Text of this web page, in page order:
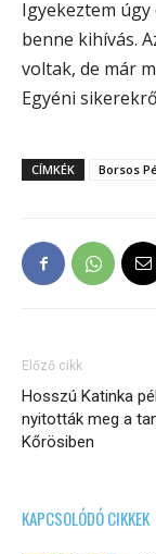
Igyekeztem
benne kihívás.
voltak, de már
Egyéni
CÍMKÉK Borsos
Előző cikk
Hosszú Katinka
nyitották meg a
Kőrösiben
KAPCSOLÓDÓ CIKKEK